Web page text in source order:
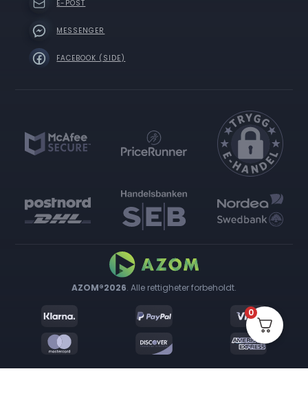
E-POST
MESSENGER
FACEBOOK (SIDE)
AZOM®2026. Alle rettigheter forbeholdt.
0